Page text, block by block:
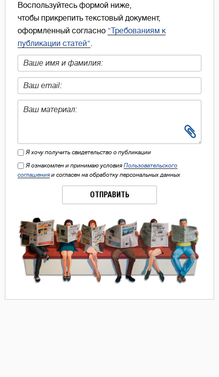
Воспользуйтесь формой ниже,
чтобы прикрепить текстовый документ,
оформленный согласно "Требованиям к
публикации статей"
Я хочу получить свидетельство о публикации
Я ознакомлен и принимаю условия Пользовательского
соглашения и согласен на обработку персональных данных
ОТПРАВИТЬ